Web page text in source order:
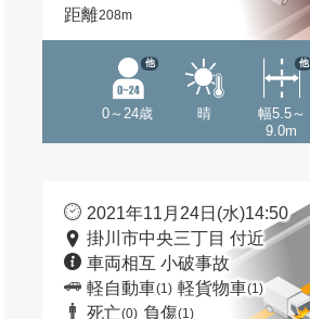
距離208m
0～24歳
他
晴
幅5.5～
9.0m
他
2021年11月24日(水)14:50
掛川市中央三丁目 付近
車両相互 小破事故
軽自動車(1) 軽貨物車(1)
死亡(0) 負傷(1)